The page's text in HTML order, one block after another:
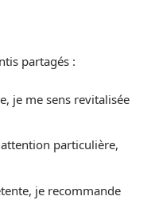
partagés :
je me sens revitalisée
particulière,
je recommande